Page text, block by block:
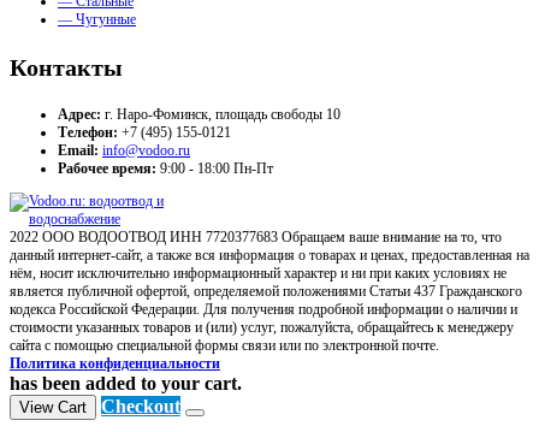
— Чугунные
Контакты
Адрес: г. Наро-Фоминск, площадь свободы 10
Телефон: +7 (495) 155-0121
Email: info@vodoo.ru
Рабочее время: 9:00 - 18:00 Пн-Пт
2022 ООО ВОДООТВОД ИНН 7720377683 Обращаем ваше внимание на то, что
данный интернет-сайт, а также вся информация о товарах и ценах, предоставленная на
нём, носит исключительно информационный характер и ни при каких условиях не
является публичной офертой, определяемой положениями Статьи 437 Гражданского
кодекса Российской Федерации. Для получения подробной информации о наличии и
стоимости указанных товаров и (или) услуг, пожалуйста, обращайтесь к менеджеру
сайта с помощью специальной формы связи или по электронной почте.
Политика конфиденциальности
has been added to your cart.
View Cart Checkout